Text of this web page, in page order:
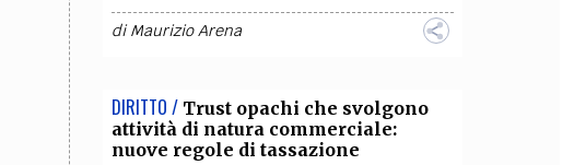
diMaurizio Arena
DIRITTO / Trust opachi che svolgono
attività di natura commerciale:
nuove regole di tassazione